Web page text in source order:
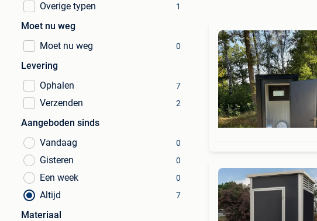
Overige typen 1
Moet nu weg
Moet nu weg
0
Levering
Ophalen
7
Verzenden 2
Aangeboden sinds
Vandaag
0
Gisteren 0
Een week 0
Altijd 7
Materiaal